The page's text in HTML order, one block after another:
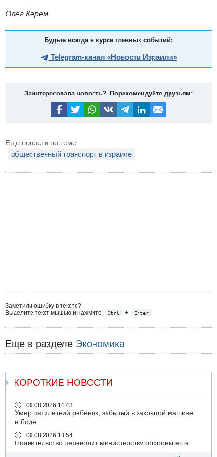
Олег Керем
Будьте всегда в курсе главных событий:
Telegram-канал «Новости Израиля»
Заинтересовала новость? Порекомендуйте друзьям:
Еще новости по теме:
общественный транспорт в израиле
Заметили ошибку в тексте?
Выделите текст мышью и нажмите
Ctrl + Enter
Еще в разделе Экономика
КОРОТКИЕ НОВОСТИ
09.08.2026 14:43
Умер пятилетний ребенок, забытый в закрытой машине
в Лоде
09.08.2026 13:54
Правительство переводит министерству обороны еще